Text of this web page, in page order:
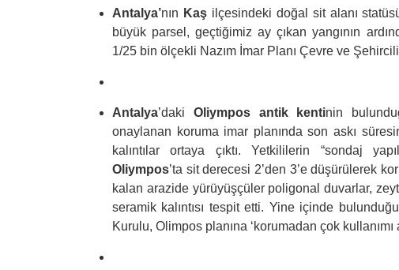
Antalya’nın Kaşilçesindeki doğal sit alanı
büyük parsel, geçtiğimiz ay çıkan yangının
1/25 bin ölçekli Nazım İmar Planı Çevre ve
Antalya’daki Oliympos antik kentinin
onaylanan koruma imar planında son askı
kalıntılar ortaya çıktı. Yetkililerin “sondaj
Oliympos’ta sit derecesi 2’den 3’e düşürülerek
kalan arazide yürüyüşçüler poligonal duvarlar,
seramik kalıntısı tespit etti. Yine içinde
Kurulu, Olimpos planına ‘korumadan çok kullanımı